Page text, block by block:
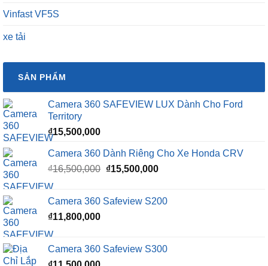
Vinfast VF5S
xe tải
SẢN PHẨM
Camera 360 SAFEVIEW LUX Dành Cho Ford
Territory
₫15,500,000
Camera 360 Dành Riêng Cho Xe Honda CRV
₫16,500,000 Giá
₫16,500,000.
₫15,500,000Giá
là:
Camera 360 Safeview S200
₫11,800,000
Camera 360 Safeview S300